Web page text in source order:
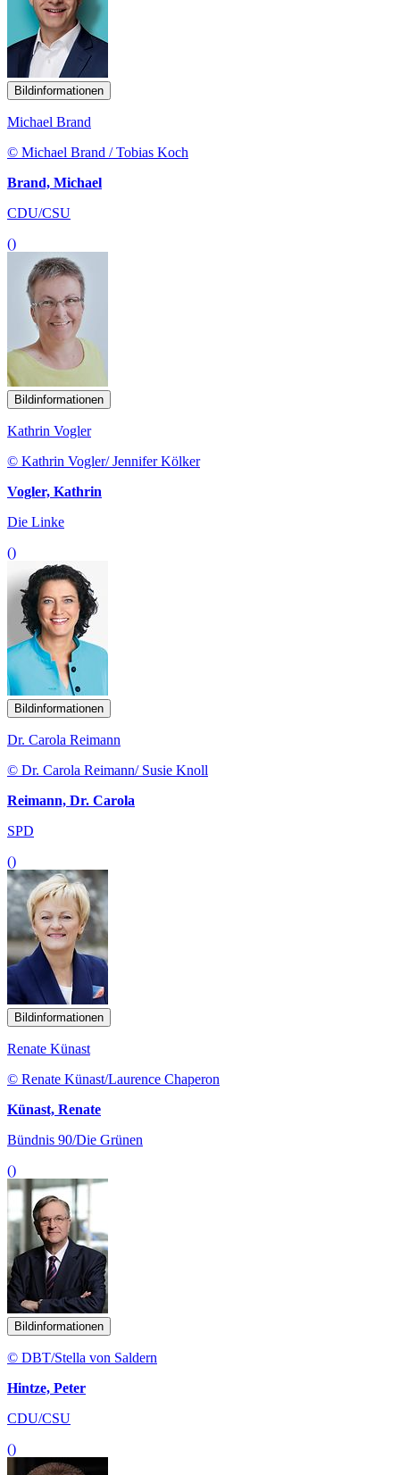
Bildinformationen
Michael Brand
© Michael Brand / Tobias Koch
Brand, Michael
CDU/CSU
()
Bildinformationen
Kathrin Vogler
© Kathrin Vogler/ Jennifer Kölker
Vogler, Kathrin
Die Linke
()
Bildinformationen
Dr. Carola Reimann
© Dr. Carola Reimann/ Susie Knoll
Reimann, Dr. Carola
SPD
()
Bildinformationen
Renate Künast
© Renate Künast/Laurence Chaperon
Künast, Renate
Bündnis 90/Die Grünen
()
Bildinformationen
© DBT/Stella von Saldern
Hintze, Peter
CDU/CSU
()